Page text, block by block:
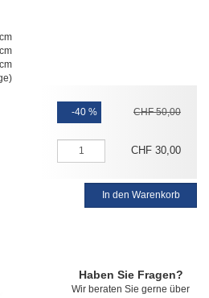
-40 % CHF 50,00
CHF 30, 00
In den Warenkorb
Haben Sie Fragen?
Wir beraten Sie gerne über